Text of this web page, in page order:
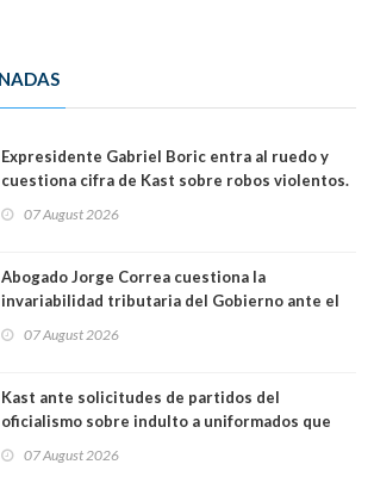
Expresidente Gabriel Boric entra al ruedo y
cuestiona cifra de Kast sobre robos violentos.
07 August 2026
Abogado Jorge Correa cuestiona la
invariabilidad tributaria del Gobierno ante el
democracia” y "defendemos la alternancia en el
07 August 2026
Kast ante solicitudes de partidos del
oficialismo sobre indulto a uniformados que
07 August 2026